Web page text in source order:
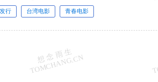
行 台湾电影 青春电影